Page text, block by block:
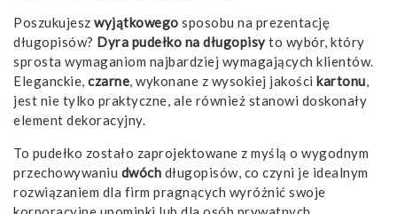
Poszukujesz wyjątkowego sposobu na prezentację
długopisów? Dyra pudełko na długopisyto wybór, który
sprosta wymaganiom najbardziej wymagających klientów.
Eleganckie, czarne, wykonane z wysokiej jakości kartonu,
jest nie tylko praktyczne, ale również stanowi doskonały
element dekoracyjny.
To pudełko zostało zaprojektowane z myślą o wygodnym
przechowywaniu dwóch długopisów, co czyni je idealnym
rozwiązaniem dla firm pragnących wyróżnić swoje